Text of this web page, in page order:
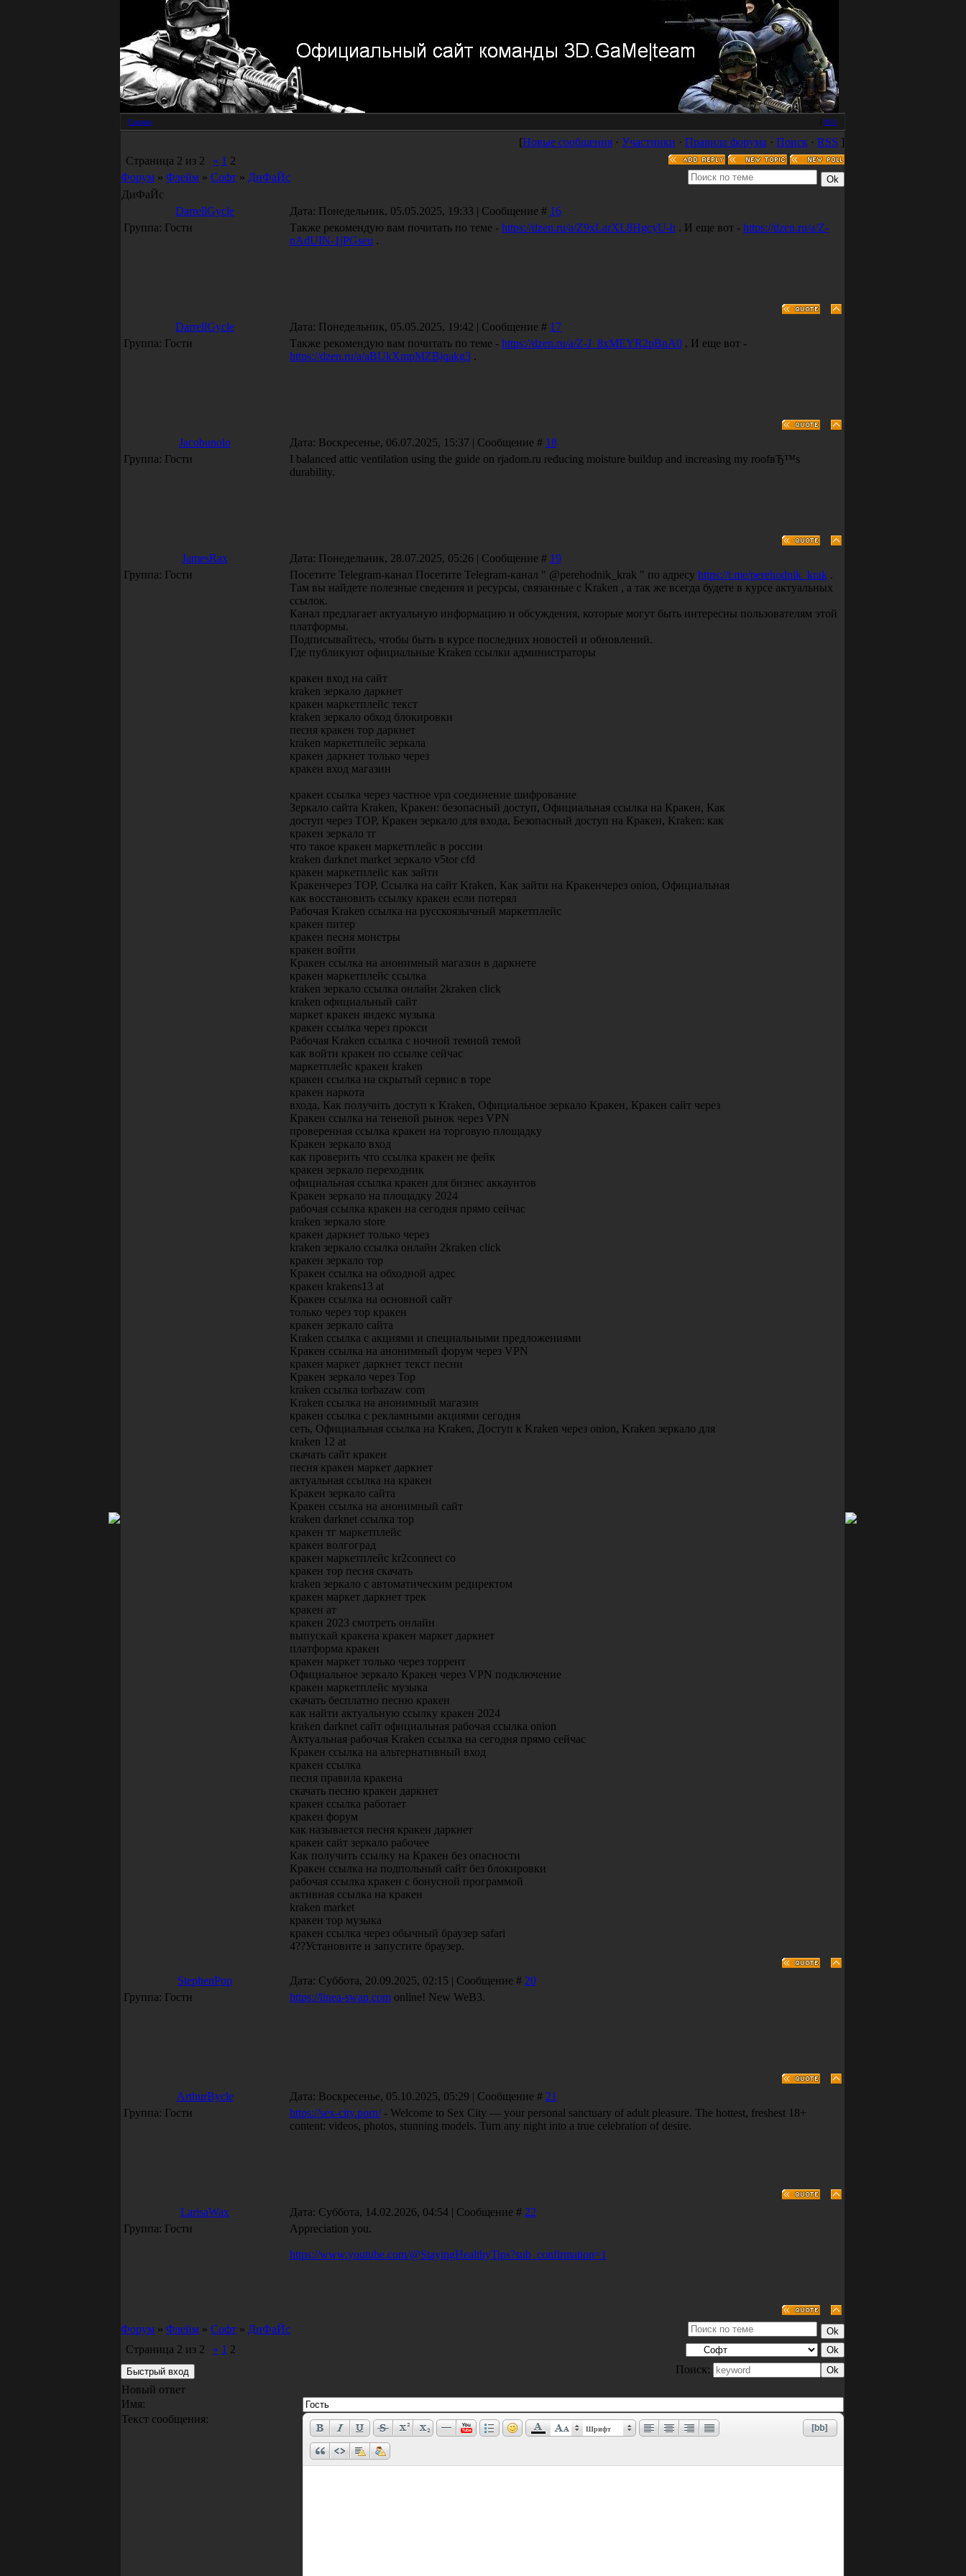
Главная RSS
[Новые сообщения · Участники · Правила форума · Поиск · RSS ]
Страница 2 из 2 « 1 2
Форум » Флейм » Софт » ДиФаЙс
ДиФаЙс
DarrellGycle
Дата: Понедельник, 05.05.2025, 19:33 | Сообщение # 16
Группа: Гости
Также рекомендую вам почитать по теме - https://dzen.ru/a/Z9xLarXL8HgcyU-h . И еще вот - https://dzen.ru/a/Z-
nAdUIN-1jPGseu .
DarrellGycle Дата: Понедельник, 05.05.2025, 19:42 | Сообщение # 17
Группа: Гости
Также рекомендую вам почитать по теме - https://dzen.ru/a/Z-J_8xMEYR2pBnA0 . И еще вот -
https://dzen.ru/a/aBUkXmpMZBjqakg3 .
Jacobunolo Дата: Воскресенье, 06.07.2025, 15:37 | Сообщение # 18
Группа: Гости
I balanced attic ventilation using the guide on rjadom.ru reducing moisture buildup and increasing my roofвЂ™s
durability.
JamesRax Дата: Понедельник, 28.07.2025, 05:26 | Сообщение # 19
Группа: Гости
Посетите Telegram-канал Посетите Telegram-канал " @perehodnik_krak " по адресу https://t.me/perehodnik_krak .
Там вы найдете полезные сведения и ресурсы, связанные с Kraken , а так же всегда будете в курсе актуальных
ссылок.
Канал предлагает актуальную информацию и обсуждения, которые могут быть интересны пользователям этой
платформы.
Подписывайтесь, чтобы быть в курсе последних новостей и обновлений.
Где публикуют официальные Kraken ссылки администраторы
кракен вход на сайт
kraken зеркало даркнет
кракен маркетплейс текст
kraken зеркало обход блокировки
песня кракен тор даркнет
kraken маркетплейс зеркала
кракен даркнет только через
кракен вход магазин
кракен ссылка через частное vpn соединение шифрование
Зеркало сайта Kraken, Кракен: безопасный доступ, Официальная ссылка на Кракен, Как
доступ через ТОР, Кракен зеркало для входа, Безопасный доступ на Кракен, Kraken: как
кракен зеркало тг
что такое кракен маркетплейс в россии
kraken darknet market зеркало v5tor cfd
кракен маркетплейс как зайти
Кракенчерез ТОР, Ссылка на сайт Kraken, Как зайти на Кракенчерез onion, Официальная
как восстановить ссылку кракен если потерял
Рабочая Kraken ссылка на русскоязычный маркетплейс
кракен питер
кракен песня монстры
кракен войти
Кракен ссылка на анонимный магазин в даркнете
кракен маркетплейс ссылка
kraken зеркало ссылка онлайн 2kraken click
kraken официальный сайт
маркет кракен яндекс музыка
кракен ссылка через прокси
Рабочая Kraken ссылка с ночной темной темой
как войти кракен по ссылке сейчас
маркетплейс кракен kraken
кракен ссылка на скрытый сервис в торе
кракен наркота
входа, Как получить доступ к Kraken, Официальное зеркало Кракен, Кракен сайт через
Кракен ссылка на теневой рынок через VPN
проверенная ссылка кракен на торговую площадку
Кракен зеркало вход
как проверить что ссылка кракен не фейк
кракен зеркало переходник
официальная ссылка кракен для бизнес аккаунтов
Кракен зеркало на площадку 2024
рабочая ссылка кракен на сегодня прямо сейчас
kraken зеркало store
кракен даркнет только через
kraken зеркало ссылка онлайн 2kraken click
кракен зеркало тор
Кракен ссылка на обходной адрес
кракен krakens13 at
Кракен ссылка на основной сайт
только через тор кракен
кракен зеркало сайта
Kraken ссылка с акциями и специальными предложениями
Кракен ссылка на анонимный форум через VPN
кракен маркет даркнет текст песни
Кракен зеркало через Тор
kraken ссылка torbazaw com
Kraken ссылка на анонимный магазин
кракен ссылка с рекламными акциями сегодня
сеть, Официальная ссылка на Kraken, Доступ к Kraken через onion, Kraken зеркало для
kraken 12 at
скачать сайт кракен
песня кракен маркет даркнет
актуальная ссылка на кракен
Кракен зеркало сайта
Кракен ссылка на анонимный сайт
kraken darknet ссылка тор
кракен тг маркетплейс
кракен волгоград
кракен маркетплейс kr2connect co
кракен тор песня скачать
kraken зеркало с автоматическим редиректом
кракен маркет даркнет трек
кракен ат
кракен 2023 смотреть онлайн
выпускай кракена кракен маркет даркнет
платформа кракен
кракен маркет только через торрент
Официальное зеркало Кракен через VPN подключение
кракен маркетплейс музыка
скачать бесплатно песню кракен
как найти актуальную ссылку кракен 2024
kraken darknet сайт официальная рабочая ссылка onion
Актуальная рабочая Kraken ссылка на сегодня прямо сейчас
Кракен ссылка на альтернативный вход
кракен ссылка
песня правила кракена
скачать песню кракен даркнет
кракен ссылка работает
кракен форум
как называется песня кракен даркнет
кракен сайт зеркало рабочее
Как получить ссылку на Кракен без опасности
Кракен ссылка на подпольный сайт без блокировки
рабочая ссылка кракен с бонусной программой
активная ссылка на кракен
kraken market
кракен тор музыка
кракен ссылка через обычный браузер safari
4??Установите и запустите браузер.
StephenPop Дата: Суббота, 20.09.2025, 02:15 | Сообщение # 20
Группа: Гости
https://linea-swap.com online! New WeB3.
ArthurBycle Дата: Воскресенье, 05.10.2025, 05:29 | Сообщение # 21
Группа: Гости
https://sex-city.porn/- Welcome to Sex City — your personal sanctuary of adult pleasure. The hottest, freshest 18+
content: videos, photos, stunning models. Turn any night into a true celebration of desire.
LarisaWax Дата: Суббота, 14.02.2026, 04:54 | Сообщение # 22
Группа: Гости
Appreciation you.
https://www.youtube.com/@StayingHealthyTips?sub_confirmation=1
Форум » Флейм » Софт » ДиФаЙс
Страница 2 из 2 « 1 2
Поиск:
Новый ответ
Имя:
Текст сообщения:
Шрифт